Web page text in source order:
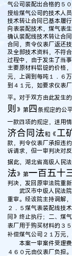
气公司装配出合格的５
授给煤气公司的技术人
技术转让合同已基本履
向表装配技术，煤气表
确认装配线技术转让合
合同，责令仪表厂返还
及全部技术资料，不符
过程中，由于发生了当
主要原材料铝锭的价格
元，上调到每吨１．６
到４１元，如要求仪表
平。对于双方由此发生
则》第四条规定的公
一款四项的规定，适用
济合同法和《工
款，判令仪表厂承担违
诉请求，但一审判决对
据此，湖北省高级人民
法》第一百五十
判决，发回原审法院重新
武汉市中级人民法院
重审。经该院主持调解
２．５煤气表装配线技
同》终止执行；二、煤
表厂用于购买材料的３
补偿煤气公司２１万元
本案一审案件受理费
４６０元由仪表厂负担。